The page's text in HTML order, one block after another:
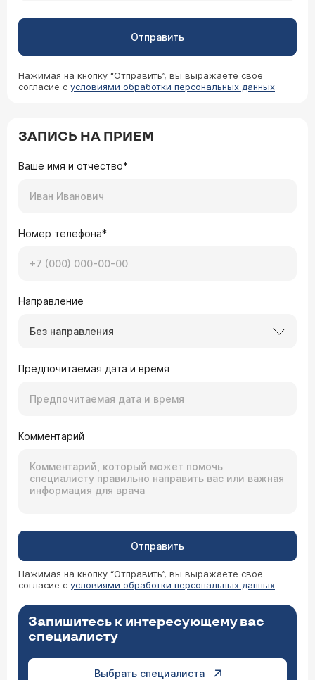
Отправить
Нажимая на кнопку “Отправить”, вы выражаете свое
согласие с условиями обработки персональных данных
ЗАПИСЬ НА ПРИЕМ
Ваше имя и отчество*
Номер телефона*
Направление
Без направления
Предпочитаемая дата и время
Комментарий
Отправить
Нажимая на кнопку “Отправить”, вы выражаете свое
согласие с условиями обработки персональных данных
Запишитесь к интересующему вас
специалисту
Выбрать специалиста